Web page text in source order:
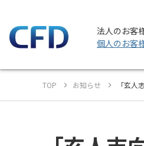
法人のお客
個人のお客
TOP お知らせ 「玄